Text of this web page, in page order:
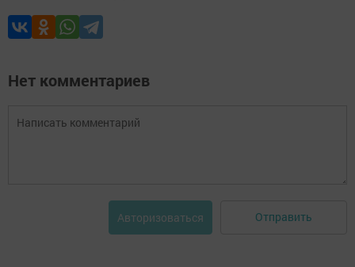
Нет комментариев
Авторизоваться Отправить